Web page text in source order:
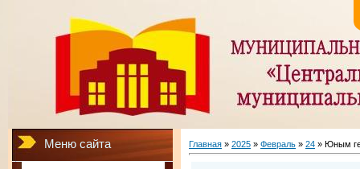
Меню сайта Главная » 2025 » Февраль » 24 » Юным